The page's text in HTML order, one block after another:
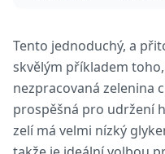
Tento jednoduchý, a
skvělým příkladem
nezpracovaná zelenina
prospěšná pro udržení
zelí má velmi nízký